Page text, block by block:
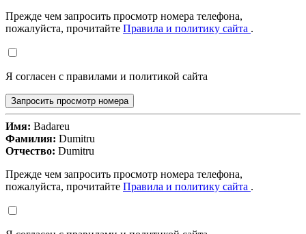
Прежде чем запросить просмотр номера телефона,
пожалуйста, прочитайте Правила и политику сайта .
Я согласен с правилами и политикой сайта
Запросить просмотр номера
Имя: Badareu
Фамилия: Dumitru
Отчество: Dumitru
Прежде чем запросить просмотр номера телефона,
пожалуйста, прочитайте Правила и политику сайта .